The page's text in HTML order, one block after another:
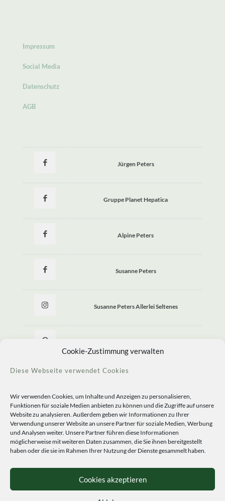
Cookie-Zustimmung verwalten
Diese Webseite verwendet Cookies
Wir verwenden Cookies, um Inhalte und Anzeigen zu personalisieren,
Funktionen für soziale Medien anbieten zu können und die Zugriffe auf unsere
Website zu analysieren. Außerdem geben wir Informationen zu Ihrer
Verwendung unserer Website an unsere Partner für soziale Medien, Werbung
und Analysen weiter. Unsere Partner führen diese Informationen
möglicherweise mit weiteren Daten zusammen, die Sie ihnen bereitgestellt
haben oder die sie im Rahmen Ihrer Nutzung der Dienste gesammelt haben.
Cookies akzeptieren
Impressum
Social Media
Datenschutz
AGB
Jürgen Peters
Gruppe Planet Hepatica
Alpine Peters
Susanne Peters
Susanne Peters Allerlei Seltenes
© 2020 Staudengärtnerei Peters. All Rights Reserved.